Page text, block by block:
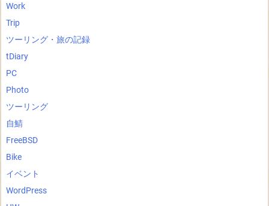
Work
Trip
ツーリング・旅の記録
tDiary
PC
Photo
ツーリング
自鯖
FreeBSD
Bike
イベント
WordPress